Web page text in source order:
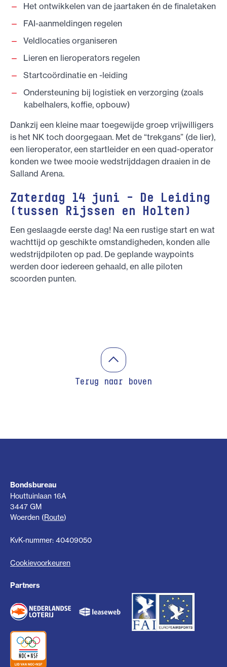
Het ontwikkelen van de jaartaken én de finaletaken
FAI-aanmeldingen regelen
Veldlocaties organiseren
Lieren en lieroperators regelen
Startcoördinatie en -leiding
Ondersteuning bij logistiek en verzorging (zoals
kabelhalers, koffie, opbouw)
Dankzij een kleine maar toegewijde groep vrijwilligers
is het NK toch doorgegaan. Met de “trekgans” (de lier),
een lieroperator, een startleider en een quad-operator
konden we twee mooie wedstrijddagen draaien in de
Salland Arena.
Zaterdag 14 juni – De Leiding
(tussen Rijssen en Holten)
Een geslaagde eerste dag! Na een rustige start en wat
wachttijd op geschikte omstandigheden, konden alle
wedstrijdpiloten op pad. De geplande waypoints
werden door iedereen gehaald, en alle piloten
scoorden punten.
Terug naar boven
Bondsbureau
Houttuinlaan 16A
3447 GM
Woerden (Route)
KvK-nummer: 40409050
Cookievoorkeuren
Partners